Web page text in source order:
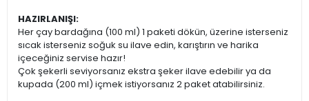
HAZIRLANIŞI:
Her çay bardağına (100 ml) 1 paketi dökün, üzerine isterseniz
sıcak isterseniz soğuk su ilave edin, karıştırın ve harika
içeceğiniz servise hazır!
Çok şekerli seviyorsanız ekstra şeker ilave edebilir ya da
kupada (200 ml) içmek istiyorsanız 2 paket atabilirsiniz.